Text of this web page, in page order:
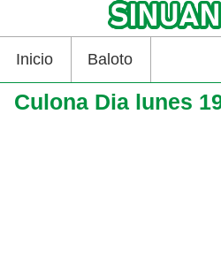
Inicio Baloto
Culona Dia lunes